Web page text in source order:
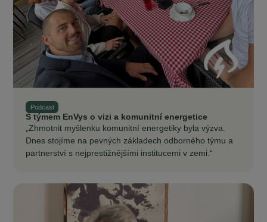
Podcast
S týmem EnVys o vizi a komunitní energetice
„Zhmotnit myšlenku komunitní energetiky byla výzva.
Dnes stojíme na pevných základech odborného týmu a
partnerství s nejprestižnějšími institucemi v zemi.“